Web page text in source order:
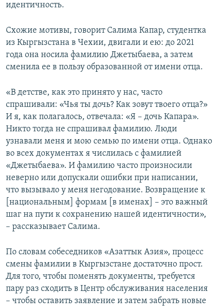
идентичность.
Схожие мотивы, говорит Салима Капар, студентка
из Кыргызстана в Чехии, двигали и ею: до 2021
года она носила фамилию Джетыбаева, а затем
сменила ее в пользу образованной от имени отца.
«В детстве, как это принято у нас, часто
спрашивали: «Чья ты дочь? Как зовут твоего отца?»
И я, как полагалось, отвечала: «Я – дочь Капара».
Никто тогда не спрашивал фамилию. Люди
узнавали меня и мою семью по имени отца. Однако
во всех документах я числилась с фамилией
«Джетыбаева». И фамилию часто произносили
неверно или допускали ошибки при написании,
что вызывало у меня негодование. Возвращение к
[национальным] формам [в именах] – это важный
шаг на пути к сохранению нашей идентичности»,
– рассказывает Салима.
По словам собеседников «Азаттык Азия», процесс
смены фамилии в Кыргызстане достаточно прост.
Для того, чтобы поменять документы, требуется
пару раз сходить в Центр обслуживания населения
– чтобы оставить заявление и затем забрать новые